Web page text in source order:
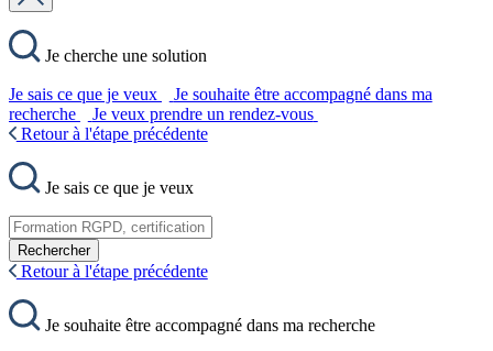
Je cherche une solution
Je sais ce que je veux
Je souhaite être accompagné dans ma
recherche
Je veux prendre un rendez-vous
Retour à l'étape précédente
Je sais ce que je veux
Rechercher
Retour à l'étape précédente
Je souhaite être accompagné dans ma recherche